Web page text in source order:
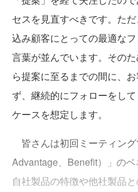
セスを見直すべきです。た
込み顧客にとっての最適な
言葉が並んでいます。その
ら提案に至るまでの間に、
ず、継続的にフォローをし
ケースを想定します。
皆さんは初回ミーティング
Advantage、Benefit）」のベ
自社製品の特徴や他社製品